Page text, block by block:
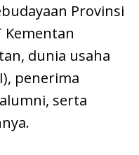
Provinsi
Kementan
dunia usaha
penerima
serta